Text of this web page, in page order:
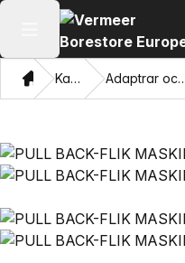
Öppna huvudmenyn
Hem Katalog Adaptrar